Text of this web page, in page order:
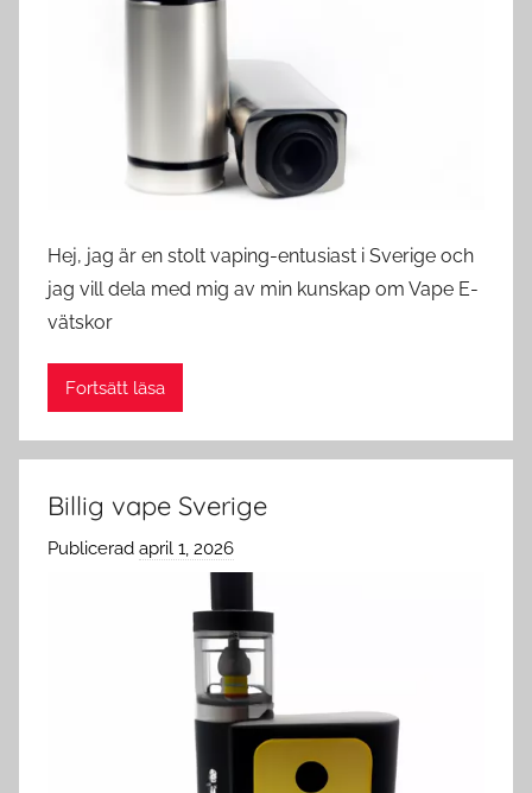
d
e
Hej, jag är en stolt vaping-entusiast i Sverige och
jag vill dela med mig av min kunskap om Vape E-
vätskor
Fortsätt läsa
Billig vape Sverige
Publicerad april 1, 2026
v
c
l
o
u
d